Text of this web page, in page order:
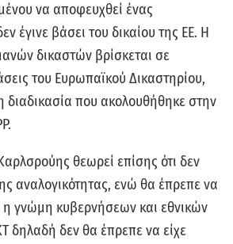
να αποφευχθεί ένας
έγινε βάσει του δικαίου της ΕΕ. Η
δικαστών βρίσκεται σε
του Ευρωπαϊκού Δικαστηρίου,
διαδικασία που ακολουθήθηκε στην
θεωρεί επίσης ότι δεν
αναλογικότητας, ενώ θα έπρεπε να
η γνώμη κυβερνήσεων και εθνικών
δηλαδή δεν θα έπρεπε να είχε